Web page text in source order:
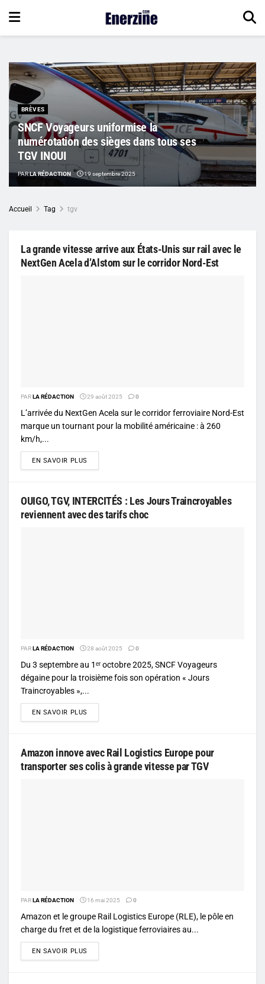
BRÈVES
SNCF Voyageurs uniformise la
numérotation des sièges dans tous ses
TGV INOUI
PARLA RÉDACTION 19 septembre 2025
Accueil Tag tgv
La grande vitesse arrive aux États-Unis sur rail avec le
NextGen Acela d’Alstom sur le corridor Nord-Est
PARLA RÉDACTION 29 août 2025 0
L’arrivée du NextGen Acela sur le corridor ferroviaire Nord-Est
marque un tournant pour la mobilité américaine : à 260
km/h,...
EN SAVOIR PLUS
OUIGO, TGV, INTERCITÉS : Les Jours Traincroyables
reviennent avec des tarifs choc
PARLA RÉDACTION 28 août 2025 0
Du 3 septembre au 1ᵉʳ octobre 2025, SNCF Voyageurs
dégaine pour la troisième fois son opération « Jours
Traincroyables »,...
EN SAVOIR PLUS
Amazon innove avec Rail Logistics Europe pour
transporter ses colis à grande vitesse par TGV
PARLA RÉDACTION 16 mai 2025 0
Amazon et le groupe Rail Logistics Europe (RLE), le pôle en
charge du fret et de la logistique ferroviaires au...
EN SAVOIR PLUS